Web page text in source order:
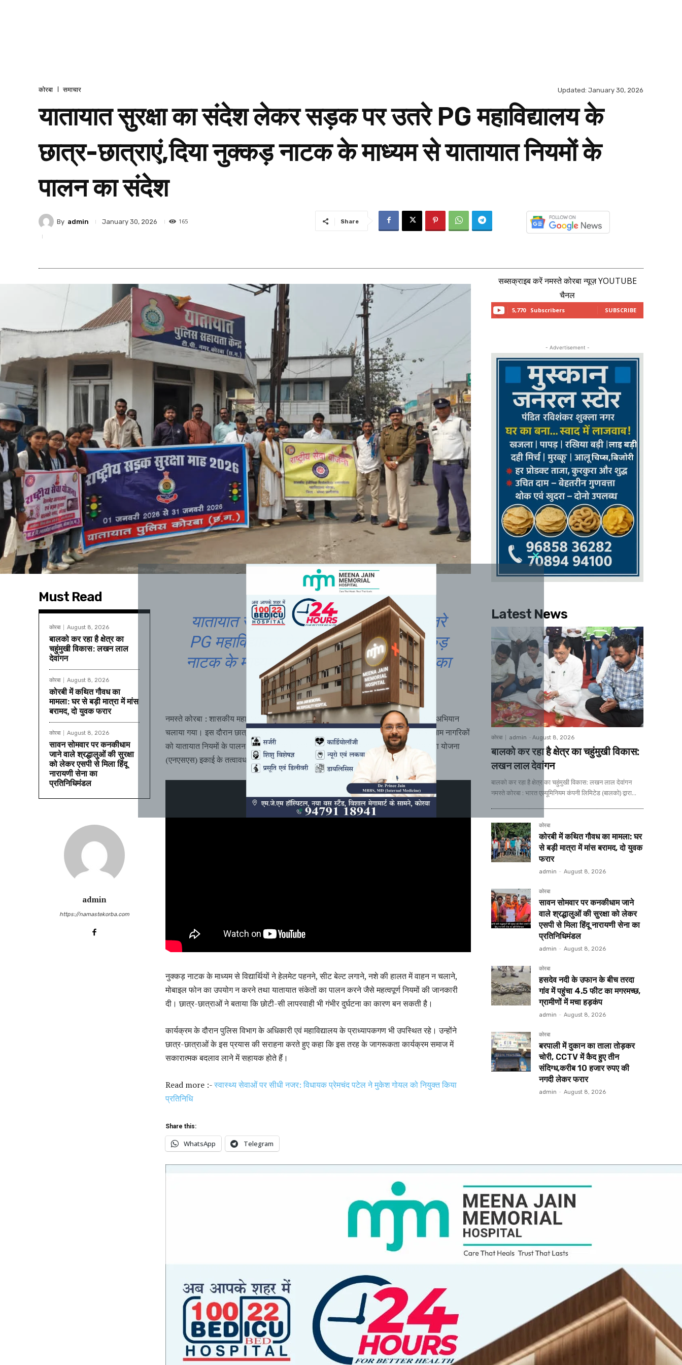
कोरबा समाचार Updated: January 30, 2026
यातायात सुरक्षा का संदेश लेकर सड़क पर उतरे PG महाविद्यालय के
छात्र-छात्राएं,दिया नुक्कड़ नाटक के माध्यम से यातायात नियमों के
पालन का संदेश
By admin January 30, 2026 165 Share
Must Read
कोरबा August 8, 2026
बालको कर रहा है क्षेत्र का
चहुंमुखी विकास: लखन लाल
देवांगन
कोरबा August 8, 2026
कोरबी में कथित गौवध का
मामला: घर से बड़ी मात्रा में मांस
बरामद, दो युवक फरार
कोरबा August 8, 2026
सावन सोमवार पर कनकीधाम
जाने वाले श्रद्धालुओं की सुरक्षा
को लेकर एसपी से मिला हिंदू
नारायणी सेना का
प्रतिनिधिमंडल
admin
https://namastekorba.com
यातायात सुरक्षा का संदेश लेकर सड़क पर उतरे
PG महाविद्यालय के छात्र-छात्राएं,दिया नुक्कड़
नाटक के माध्यम से यातायात नियमों के पालन का
संदेश
नमस्ते कोरबा : शासकीय महाविद्यालय के छात्र-छात्राओं द्वारा सड़क सुरक्षा को लेकर जागरूकता अभियान
चलाया गया। इस दौरान छात्र-छात्राओं ने ट्रांसपोर्ट नगर चौक पर नुक्कड़ नाटक के माध्यम से आम नागरिकों
को यातायात नियमों के पालन का संदेश दिया। कार्यक्रम का आयोजन महाविद्यालय के राष्ट्रीय सेवा योजना
(एनएसएस) इकाई के तत्वावधान में किया गया।
नुक्कड़ नाटक के माध्यम से विद्यार्थियों ने हेलमेट पहनने, सीट बेल्ट लगाने, नशे की हालत में वाहन न चलाने,
मोबाइल फोन का उपयोग न करने तथा यातायात संकेतों का पालन करने जैसे महत्वपूर्ण नियमों की जानकारी
दी। छात्र-छात्राओं ने बताया कि छोटी-सी लापरवाही भी गंभीर दुर्घटना का कारण बन सकती है।
कार्यक्रम के दौरान पुलिस विभाग के अधिकारी एवं महाविद्यालय के प्राध्यापकगण भी उपस्थित रहे। उन्होंने
छात्र-छात्राओं के इस प्रयास की सराहना करते हुए कहा कि इस तरह के जागरूकता कार्यक्रम समाज में
सकारात्मक बदलाव लाने में सहायक होते हैं।
Read more :-स्वास्थ्य सेवाओं पर सीधी नजर: विधायक प्रेमचंद पटेल ने मुकेश गोयल को नियुक्त किया
प्रतिनिधि
Share this:
WhatsApp Telegram
सब्सक्राइब करें नमस्ते कोरबा न्यूज़ YOUTUBE
चैनल
5,770 Subscribers SUBSCRIBE
- Advertisement -
Latest News
कोरबा admin August 8, 2026
बालको कर रहा है क्षेत्र का चहुंमुखी विकास:
लखन लाल देवांगन
बालको कर रहा है क्षेत्र का चहुंमुखी विकास: लखन लाल देवांगन
नमस्ते कोरबा : भारत एल्यूमिनियम कंपनी लिमिटेड (बालको) द्वारा...
कोरबा
कोरबी में कथित गौवध का मामला: घर
से बड़ी मात्रा में मांस बरामद, दो युवक
फरार
admin - August 8, 2026
कोरबा
सावन सोमवार पर कनकीधाम जाने
वाले श्रद्धालुओं की सुरक्षा को लेकर
एसपी से मिला हिंदू नारायणी सेना का
प्रतिनिधिमंडल
admin - August 8, 2026
कोरबा
हसदेव नदी के उफान के बीच तरदा
गांव में पहुंचा 4.5 फीट का मगरमच्छ,
ग्रामीणों में मचा हड़कंप
admin - August 8, 2026
कोरबा
बरपाली में दुकान का ताला तोड़कर
चोरी, CCTV में कैद हुए तीन
संदिग्ध,करीब 10 हजार रुपए की
नगदी लेकर फरार
admin - August 8, 2026